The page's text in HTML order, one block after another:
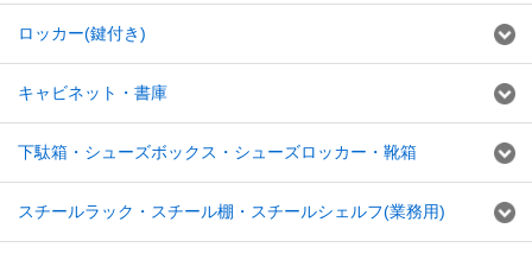
ロッカー(鍵付き)
キャビネット・書庫
下駄箱・シューズボックス・シューズロッカー・靴箱
スチールラック・スチール棚・スチールシェルフ(業務用)